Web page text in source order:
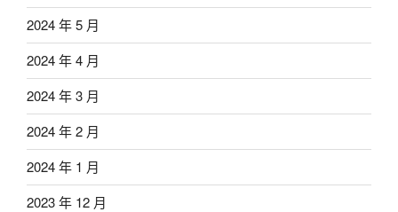
2024 年 5 月
2024 年 4 月
2024 年 3 月
2024 年 2 月
2024 年 1 月
2023 年 12 月